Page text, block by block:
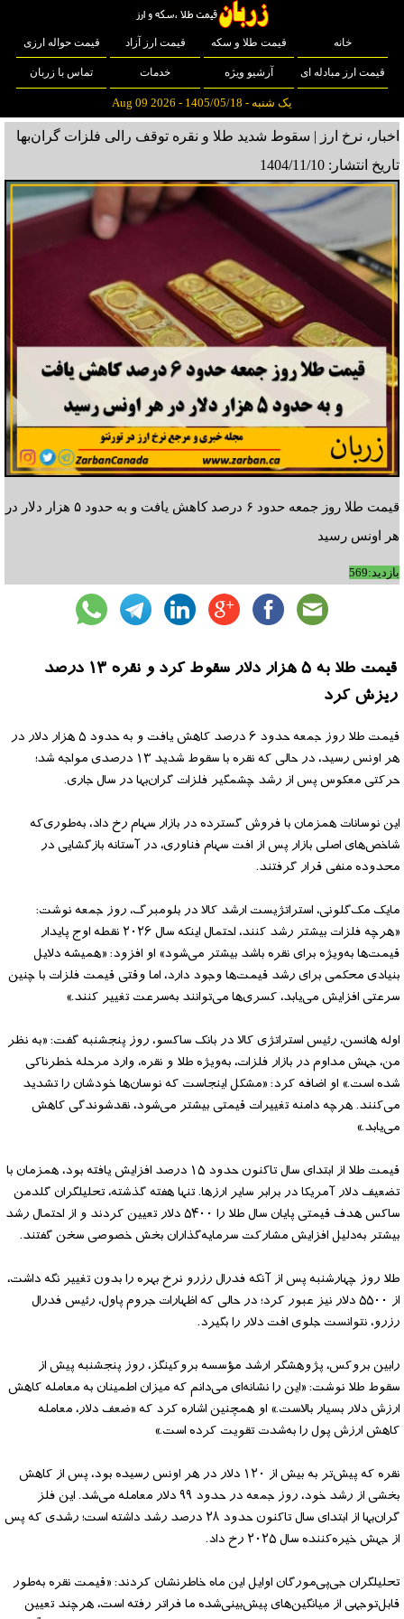
خانه قیمت طلا و سکه قیمت ارز آزاد قیمت حواله ارزی
قیمت ارز مبادله ای آرشیو ویژه خدمات تماس با زربان
یک شنبه - 1405/05/18 - Aug 09 2026
اخبار، نرخ ارز | سقوط شدید طلا و نقره توقف رالی فلزات گران‌بها
تاریخ انتشار: 1404/11/10
قیمت طلا روز جمعه حدود ۶ درصد کاهش یافت و به حدود ۵ هزار دلار در
هر اونس رسید
بازدید:569
قیمت طلا به ۵ هزار دلار سقوط کرد و نقره ۱۳ درصد
ریزش کرد
قیمت طلا روز جمعه حدود ۶ درصد کاهش یافت و به حدود ۵ هزار دلار در
هر اونس رسید، در حالی که نقره با سقوط شدید ۱۳ درصدی مواجه شد؛
حرکتی معکوس پس از رشد چشمگیر فلزات گران‌بها در سال جاری.
این نوسانات همزمان با فروش گسترده در بازار سهام رخ داد، به‌طوری‌که
شاخص‌های اصلی بازار پس از افت سهام فناوری، در آستانه بازگشایی در
محدوده منفی قرار گرفتند.
مایک مک‌گلونی، استراتژیست ارشد کالا در بلومبرگ، روز جمعه نوشت:
«هرچه فلزات بیشتر رشد کنند، احتمال اینکه سال ۲۰۲۶ نقطه اوج پایدار
قیمت‌ها به‌ویژه برای نقره باشد بیشتر می‌شود» او افزود: «همیشه دلایل
بنیادی محکمی برای رشد قیمت‌ها وجود دارد، اما وقتی قیمت فلزات با چنین
سرعتی افزایش می‌یابد، کسری‌ها می‌توانند به‌سرعت تغییر کنند.»
اوله هانسن، رئیس استراتژی کالا در بانک ساکسو، روز پنجشنبه گفت: «به نظر
من، جهش مداوم در بازار فلزات، به‌ویژه طلا و نقره، وارد مرحله خطرناکی
شده است.» او اضافه کرد: «مشکل اینجاست که نوسان‌ها خودشان را تشدید
می‌کنند. هرچه دامنه تغییرات قیمتی بیشتر می‌شود، نقدشوندگی کاهش
می‌یابد.»
قیمت طلا از ابتدای سال تاکنون حدود ۱۵ درصد افزایش یافته بود، همزمان با
تضعیف دلار آمریکا در برابر سایر ارزها. تنها هفته گذشته، تحلیلگران گلدمن
ساکس هدف قیمتی پایان سال طلا را ۵۴۰۰ دلار تعیین کردند و از احتمال رشد
بیشتر به‌دلیل افزایش مشارکت سرمایه‌گذاران بخش خصوصی سخن گفتند.
طلا روز چهارشنبه پس از آنکه فدرال رزرو نرخ بهره را بدون تغییر نگه داشت،
از ۵۵۰۰ دلار نیز عبور کرد؛ در حالی که اظهارات جروم پاول، رئیس فدرال
رزرو، نتوانست جلوی افت دلار را بگیرد.
رابین بروکس، پژوهشگر ارشد مؤسسه بروکینگز، روز پنجشنبه پیش از
سقوط طلا نوشت: «این را نشانه‌ای می‌دانم که میزان اطمینان به معامله کاهش
ارزش دلار بسیار بالاست.» او همچنین اشاره کرد که «ضعف دلار، معامله
کاهش ارزش پول را به‌شدت تقویت کرده است.»
نقره که پیش‌تر به بیش از ۱۲۰ دلار در هر اونس رسیده بود، پس از کاهش
بخشی از رشد خود، روز جمعه در حدود ۹۹ دلار معامله می‌شد. این فلز
گران‌بها از ابتدای سال تاکنون حدود ۲۸ درصد رشد داشته است؛ رشدی که پس
از جهش خیره‌کننده سال ۲۰۲۵ رخ داد.
تحلیلگران جی‌پی‌مورگان اوایل این ماه خاطرنشان کردند: «قیمت نقره به‌طور
قابل‌توجهی از میانگین‌های پیش‌بینی‌شده ما فراتر رفته است، هرچند تعیین